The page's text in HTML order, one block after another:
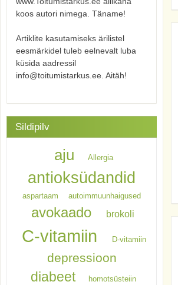
koos autori nimega. Täname!
Artiklite kasutamiseks ärilistel
eesmärkidel tuleb eelnevalt luba
küsida aadressil
info@toitumistarkus.ee. Aitäh!
Sildipilv
aju Allergia
antioksüdandid
aspartaam autoimmuunhaigused
avokaado brokoli
C-vitamiin D-vitamiin
depressioon
diabeet homotsüsteiin